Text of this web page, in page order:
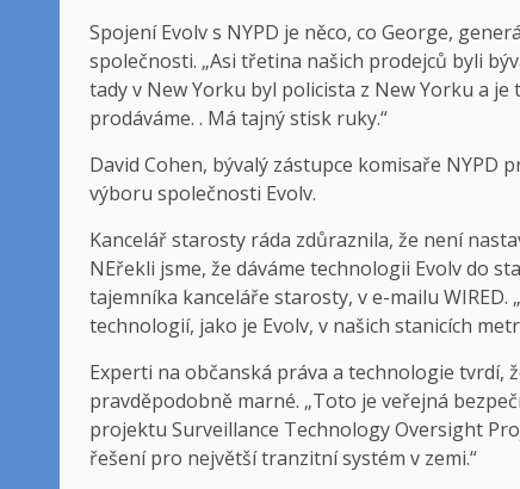
Spojení Evolv s NYPD je něco, co George,
společnosti. „Asi třetina našich prodejců byli
tady v New Yorku byl policista z New Yorku a
prodáváme. . Má tajný stisk ruky.“
David Cohen, bývalý zástupce komisaře
výboru společnosti Evolv.
Kancelář starosty ráda zdůraznila, že není
NEřekli jsme, že dáváme technologii Evolv do
tajemníka kanceláře starosty, v e-mailu
technologií, jako je Evolv, v našich stanicích
Experti na občanská práva a technologie tvrdí,
pravděpodobně marné. „Toto je veřejná
projektu Surveillance Technology Oversight
řešení pro největší tranzitní systém v zemi.“